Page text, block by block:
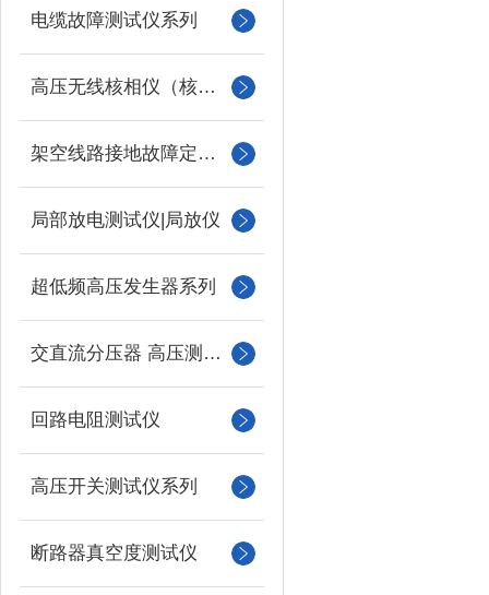
电缆故障测试仪系列
高压无线核相仪（核相器）
架空线路接地故障定位仪
局部放电测试仪|局放仪
超低频高压发生器系列
交直流分压器 高压测量仪
回路电阻测试仪
高压开关测试仪系列
断路器真空度测试仪